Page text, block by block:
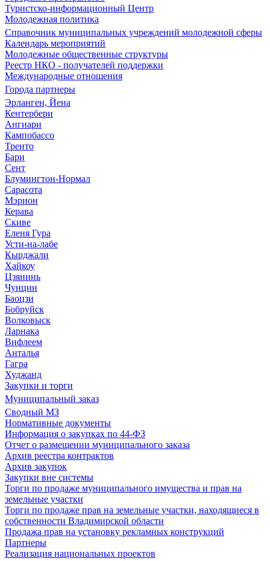
Туристско-информационный Центр
Молодежная политика
Справочник муниципальных учреждений молодежной сферы
Календарь мероприятий
Молодежные общественные структуры
Реестр НКО - получателей поддержки
Международные отношения
Города партнеры
Эрланген, Йена
Кентербери
Ангиари
Кампобассо
Тренто
Бари
Сент
Блумингтон-Нормал
Сарасота
Мэрион
Керава
Скиве
Еленя Гура
Усти-на-лабе
Кырджали
Хайкоу
Цзянинь
Чунцин
Баоцзи
Бобруйск
Волковыск
Ларнака
Вифлеем
Анталья
Гагра
Худжанд
Закупки и торги
Муниципальный заказ
Сводный МЗ
Нормативные документы
Информация о закупках по 44-ФЗ
Отчет о размещении муниципального заказа
Архив реестра контрактов
Архив закупок
Закупки вне системы
Торги по продаже муниципального имущества и прав на
земельные участки
Торги по продаже прав на земельные участки, находящиеся в
собственности Владимирской области
Продажа прав на установку рекламных конструкций
Партнеры
Реализация национальных проектов